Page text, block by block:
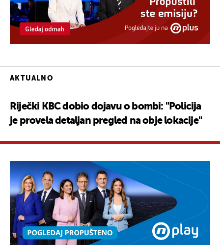
AKTUALNO
Riječki KBC dobio dojavu o bombi: "Policija
je provela detaljan pregled na obje lokacije"